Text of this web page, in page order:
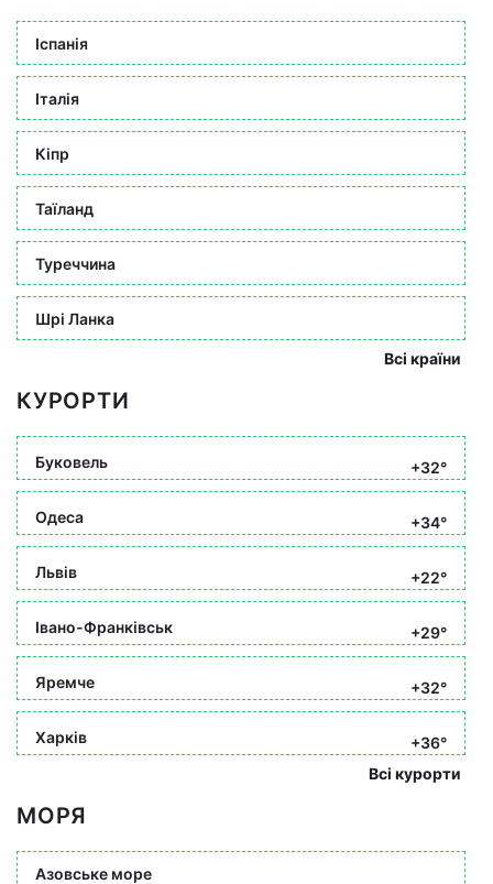
Іспанія
Італія
Кіпр
Таїланд
Туреччина
Шрі Ланка
Всі країни
КУРОРТИ
Буковель +32°
Одеса +34°
Львів +22°
Івано-Франківськ +29°
Яремче +32°
Харків
+36°
Всі курорти
МОРЯ
Азовське море